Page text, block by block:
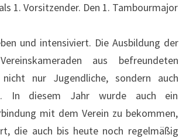
1. Vorsitzender. Den 1. Tambourmajor
und intensiviert. Die Ausbildung der
aus befreundeten
nur Jugendliche, sondern auch
In diesem Jahr wurde auch ein
mit dem Verein zu bekommen,
die auch bis heute noch regelmäßig